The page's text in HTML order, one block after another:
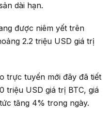
dài hạn.
được niêm yết trên
2.2 triệu USD giá trị
trực tuyến mới đây đã tiết
triệu USD giá trị BTC, giá
tăng 4% trong ngày.